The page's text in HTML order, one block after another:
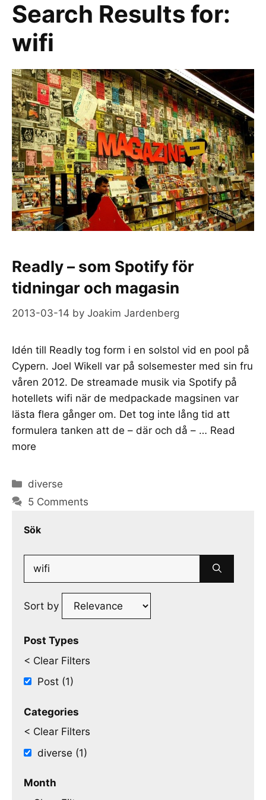
Search Results for:
wifi
Readly – som Spotify för
tidningar och magasin
2013-03-14 by Joakim Jardenberg
Idén till Readly tog form i en solstol vid en pool på
Cypern. Joel Wikell var på solsemester med sin fru
våren 2012. De streamade musik via Spotify på
hotellets wifi när de medpackade magsinen var
lästa flera gånger om. Det tog inte lång tid att
formulera tanken att de – där och då – … Read
more
Categories
diverse
5 Comments
Sök
Search
Sort by
Post Types
< Clear Filters
Post (1)
Categories
< Clear Filters
diverse (1)
Month